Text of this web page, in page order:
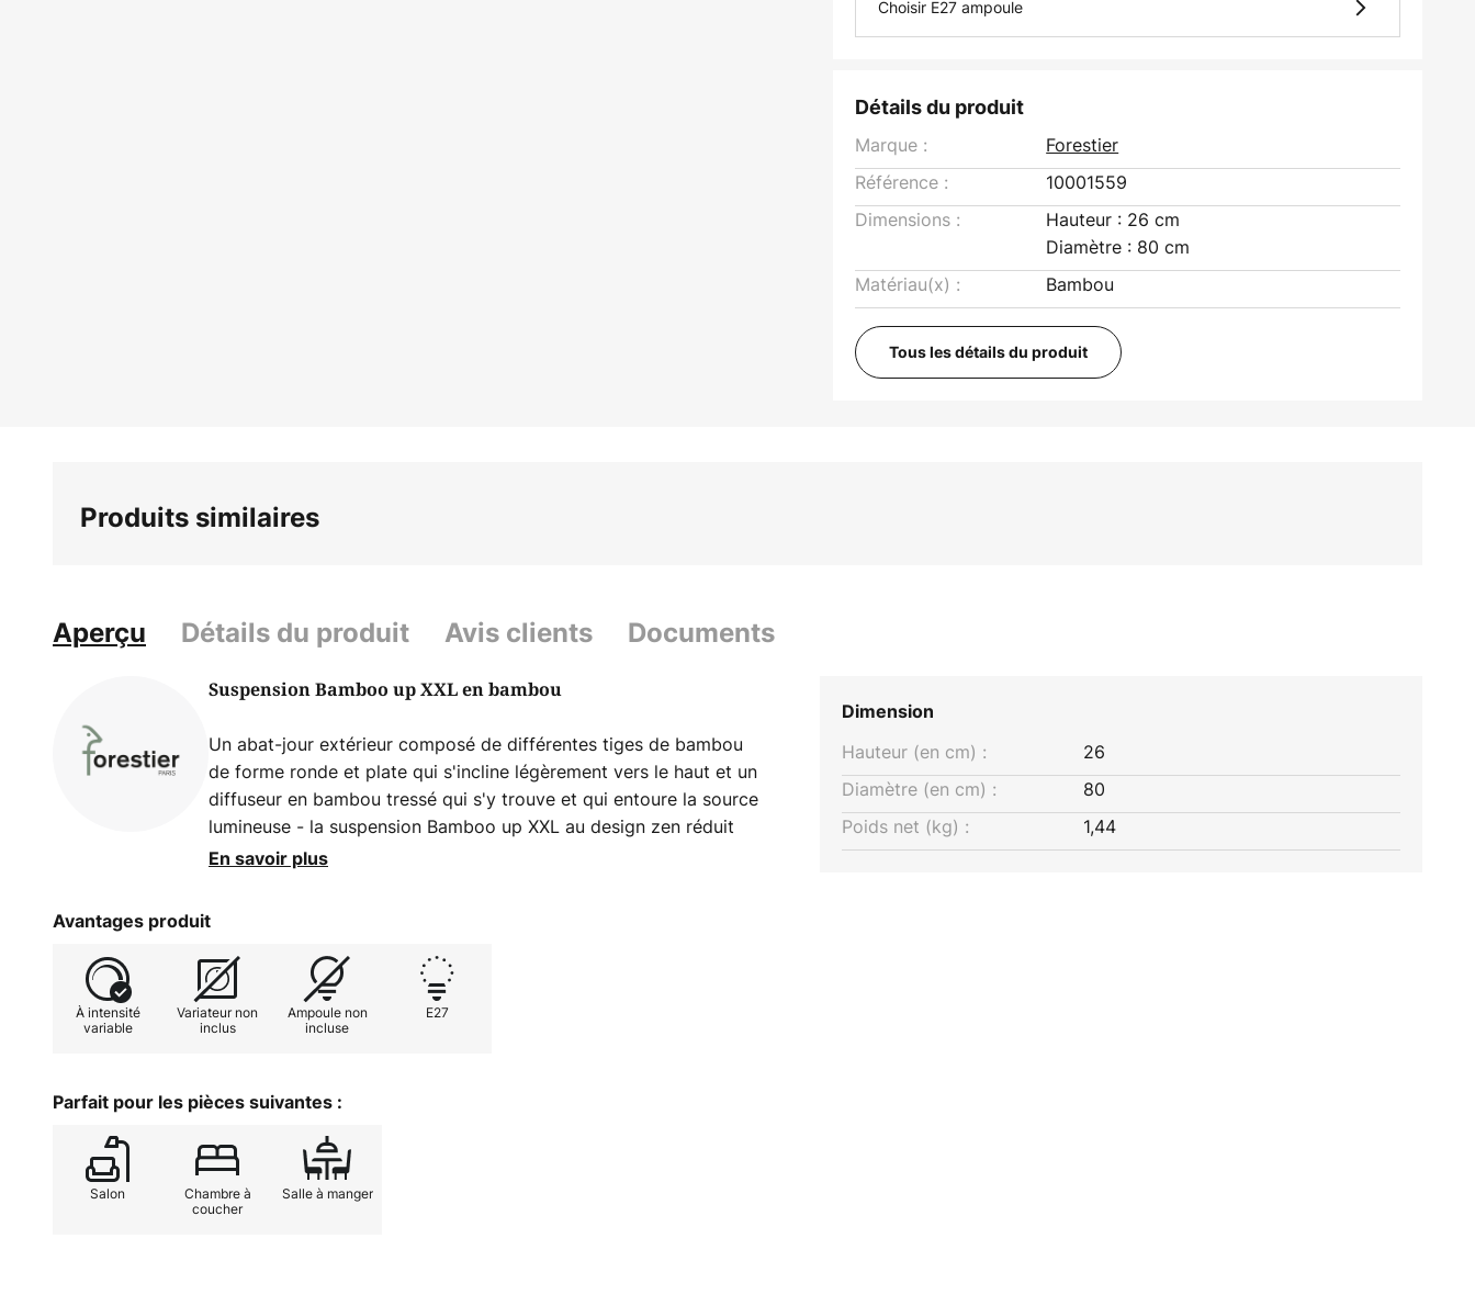
Choisir E27 ampoule
Détails du produit
Marque :
Forestier
Référence :
10001559
Dimensions :
Hauteur : 26 cm
Diamètre : 80 cm
Matériau(x) :
Bambou
Tous les détails du produit
Produits similaires
Aperçu Détails du produit Avis clients Documents
Suspension Bamboo up XXL en bambou
Un abat-jour extérieur composé de différentes tiges de bambou
de forme ronde et plate qui s'incline légèrement vers le haut et un
diffuseur en bambou tressé qui s'y trouve et qui entoure la source
lumineuse - la suspension Bamboo up XXL au design zen réduit
garantit un éclairage d'ambiance agréable sans éblouissement
français Forestier. Dans le tiers supérieur, tant les tiges de bambou
que le diffuseur intérieur ont été conçus dans des couleurs
contrastées.
touche-à-tout aux multiples talents. Ses travaux sont exposés
monde.
En savoir plus
Avantages produit
À intensité
variable
Variateur non
inclus
Ampoule non
incluse
E27
Parfait pour les pièces suivantes :
Salon
Chambre à
coucher
Salle à manger
Dimension
Hauteur (en cm) :
26
Diamètre (en cm) :
80
Poids net (kg) :
1,44